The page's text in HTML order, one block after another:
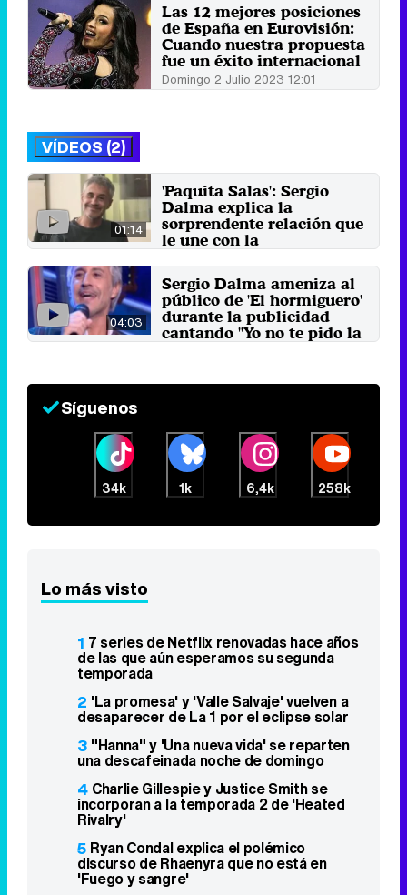
Las 12 mejores posiciones
de España en Eurovisión:
Cuando nuestra propuesta
fue un éxito internacional
Domingo 2 Julio 2023 12:01
VÍDEOS (2)
01:14
'Paquita Salas': Sergio
Dalma explica la
sorprendente relación que
le une con la
4 de julio 2018
04:03
Sergio Dalma ameniza al
público de 'El hormiguero'
durante la publicidad
cantando "Yo no te pido la
Síguenos
34k 1k 6,4k 258k
Lo más visto
1 7 series de Netflix renovadas hace años
de las que aún esperamos su segunda
temporada
2 'La promesa' y 'Valle Salvaje' vuelven a
desaparecer de La 1 por el eclipse solar
3 "Hanna" y 'Una nueva vida' se reparten
una descafeinada noche de domingo
4 Charlie Gillespie y Justice Smith se
incorporan a la temporada 2 de 'Heated
Rivalry'
5 Ryan Condal explica el polémico
discurso de Rhaenyra que no está en
'Fuego y sangre'